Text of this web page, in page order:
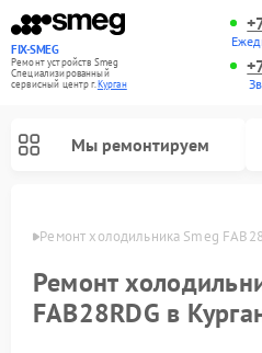
FIX-SMEG
Ремонт устройств Smeg
Специализированный
cервисный центр г.Курган
Мы ремонтируем
Ремонт холодильника Smeg
Ремонт
FAB28RDG в